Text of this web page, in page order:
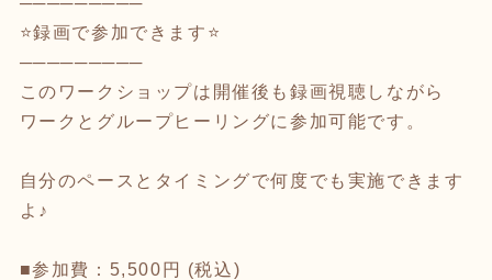
⭐️録画で参加できます⭐️
─────────
このワークショップは開催後も録画視聴しながら
ワークとグループヒーリングに参加可能です。
自分のペースとタイミングで何度でも実施できます
よ♪
■参加費：5,500円 (税込)